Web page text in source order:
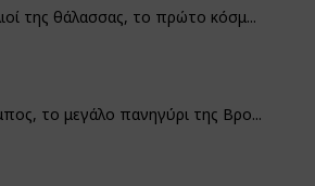
της θάλασσας, το πρώτο κόσμ...
το μεγάλο πανηγύρι της Βρο...